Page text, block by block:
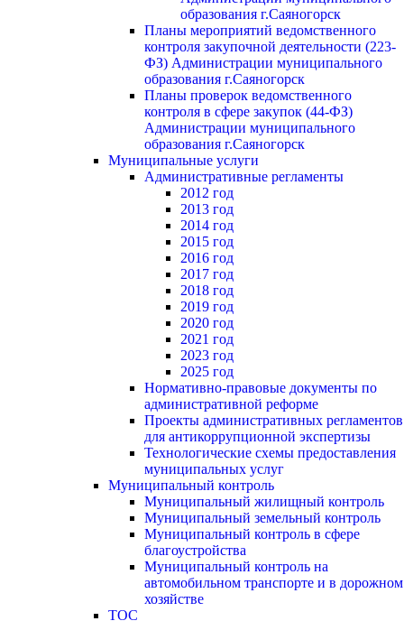
образования г.Саяногорск
Планы мероприятий ведомственного
контроля закупочной деятельности (223-
ФЗ) Администрации муниципального
образования г.Саяногорск
Планы проверок ведомственного
контроля в сфере закупок (44-ФЗ)
Администрации муниципального
образования г.Саяногорск
Муниципальные услуги
Административные регламенты
2012 год
2013 год
2014 год
2015 год
2016 год
2017 год
2018 год
2019 год
2020 год
2021 год
2023 год
2025 год
Нормативно-правовые документы по
административной реформе
Проекты административных регламентов
для антикоррупционной экспертизы
Технологические схемы предоставления
муниципальных услуг
Муниципальный контроль
Муниципальный жилищный контроль
Муниципальный земельный контроль
Муниципальный контроль в сфере
благоустройства
Муниципальный контроль на
автомобильном транспорте и в дорожном
хозяйстве
ТОС